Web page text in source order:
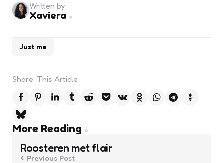
Just me
Written by
Xaviera
Share This Article
More Reading
Post
navigation
Roosteren met flair
Previous Post